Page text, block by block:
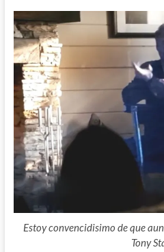
Estoy convencidisimo de que
Tony